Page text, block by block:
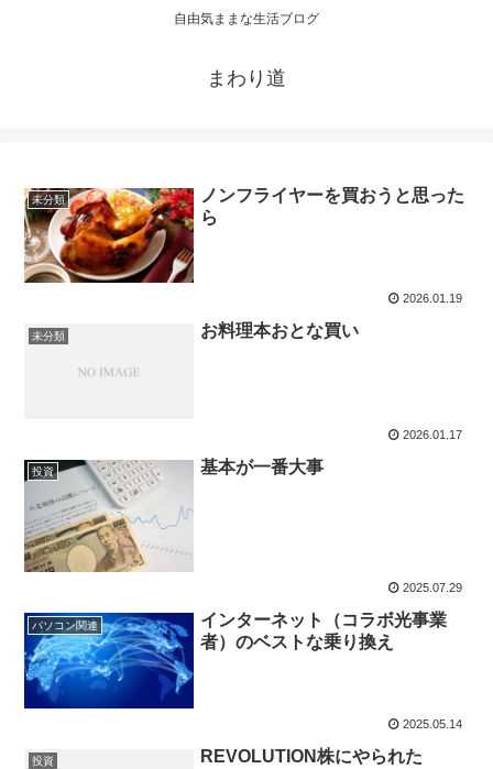
自由気ままな生活ブログ
まわり道
未分類
ノンフライヤーを買おうと思った
ら
2026.01.19
未分類 お料理本おとな買い
2026.01.17
投資 基本が一番大事
2025.07.29
パソコン関連
インターネット（コラボ光事業
者）のベストな乗り換え
2025.05.14
投資 REVOLUTION株にやられた